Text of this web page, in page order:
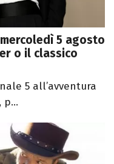
5 agosto
o il classico
5 all’avventura
p...